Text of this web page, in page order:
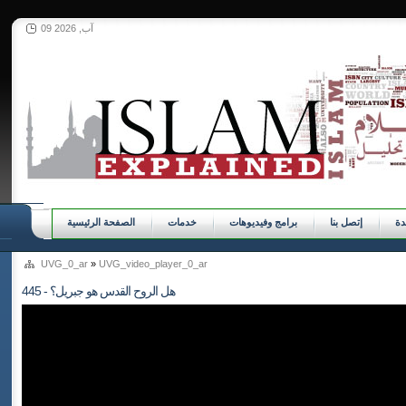
09 آب, 2026
الصفحة الرئيسية خدمات برامج وفيديوهات إتصل بنا
UVG_0_ar » UVG_video_player_0_ar
445 - هل الروح القدس هو جبريل؟